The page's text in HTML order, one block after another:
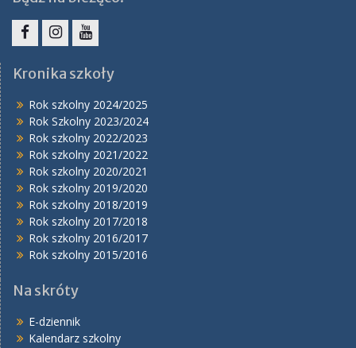
Kronika szkoły
Rok szkolny 2024/2025
Rok Szkolny 2023/2024
Rok szkolny 2022/2023
Rok szkolny 2021/2022
Rok szkolny 2020/2021
Rok szkolny 2019/2020
Rok szkolny 2018/2019
Rok szkolny 2017/2018
Rok szkolny 2016/2017
Rok szkolny 2015/2016
Na skróty
E-dziennik
Kalendarz szkolny